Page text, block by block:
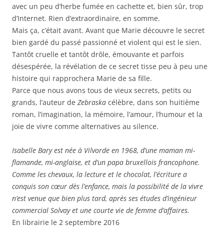
avec un peu d’herbe fumée en cachette et, bien sûr, trop
d’Internet. Rien d’extraordinaire, en somme.
Mais ça, c’était avant. Avant que Marie découvre le secret
bien gardé du passé passionné et violent qui est le sien.
Tantôt cruelle et tantôt drôle, émouvante et parfois
désespérée, la révélation de ce secret tisse peu à peu une
histoire qui rapprochera Marie de sa fille.
Parce que nous avons tous de vieux secrets, petits ou
grands, l’auteur de Zebraska célèbre, dans son huitième
roman, l’imagination, la mémoire, l’amour, l’humour et la
joie de vivre comme alternatives au silence.
Isabelle Bary est née à Vilvorde en 1968, d’une maman mi-
flamande, mi-anglaise, et d’un papa bruxellois francophone.
Comme les chevaux, la lecture et le chocolat, l’écriture a
conquis son cœur dès l’enfance, mais la possibilité de la vivre
n’est venue que bien plus tard, après ses études d’ingénieur
commercial Solvay et une courte vie de femme d’affaires.
En librairie le 2 septembre 2016